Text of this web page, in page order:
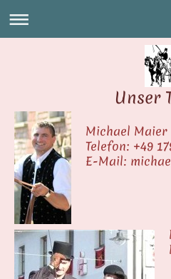
Unser
Michael Maier
Telefon: +49
E-Mail: